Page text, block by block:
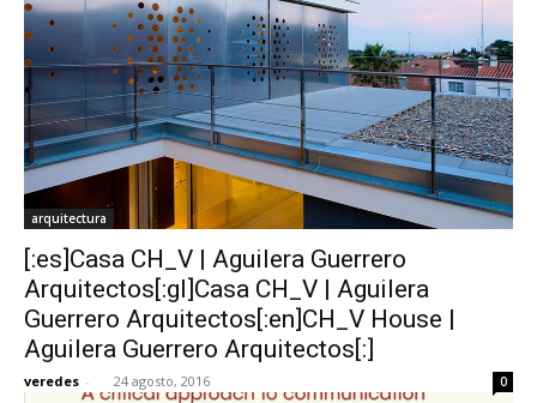
arquitectura
[:es]Casa CH_V | Aguilera Guerrero
Arquitectos[:gl]Casa CH_V | Aguilera
Guerrero Arquitectos[:en]CH_V House |
Aguilera Guerrero Arquitectos[:]
veredes - 24 agosto, 2016 0